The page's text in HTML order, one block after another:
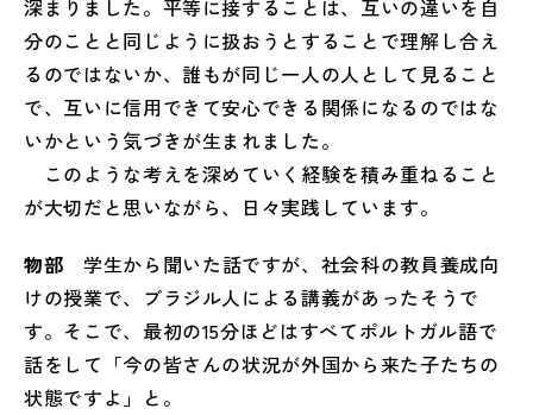
深まりました。平等に接することは、互いの違いを自
分のことと同じように扱おうとすることで理解し合え
るのではないか、誰もが同じ一人の人として見ること
で、互いに信用できて安心できる関係になるのではな
いかという気づきが生まれました。
このような考えを深めていく経験を積み重ねること
が大切だと思いながら、日々実践しています。
物部 学生から聞いた話ですが、社会科の教員養成向
けの授業で、ブラジル人による講義があったそうで
す。そこで、最初の15分ほどはすべてポルトガル語で
話をして「今の皆さんの状況が外国から来た子たちの
状態ですよ」と。